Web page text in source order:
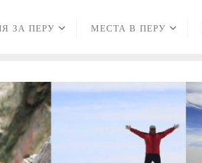
ЗА ПЕРУ МЕСТА В ПЕРУ